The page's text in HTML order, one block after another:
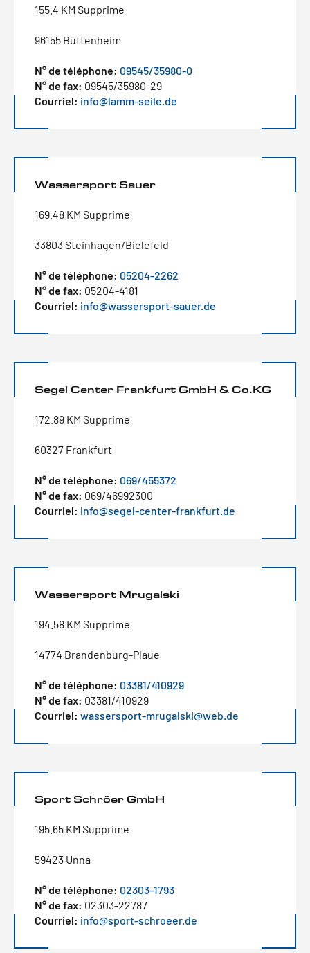
155.4 KM Supprime
96155 Buttenheim
N° de téléphone: 09545/35980-0
N° de fax: 09545/35980-29
Courriel: info@lamm-seile.de
Wassersport Sauer
169.48 KM Supprime
33803 Steinhagen/Bielefeld
N° de téléphone: 05204-2262
N° de fax: 05204-4181
Courriel: info@wassersport-sauer.de
Segel Center Frankfurt GmbH & Co.KG
172.89 KM Supprime
60327 Frankfurt
N° de téléphone: 069/455372
N° de fax: 069/46992300
Courriel: info@segel-center-frankfurt.de
Wassersport Mrugalski
194.58 KM Supprime
14774 Brandenburg-Plaue
N° de téléphone: 03381/410929
N° de fax: 03381/410929
Courriel: wassersport-mrugalski@web.de
Sport Schröer GmbH
195.65 KM Supprime
59423 Unna
N° de téléphone: 02303-1793
N° de fax: 02303-22787
Courriel: info@sport-schroeer.de